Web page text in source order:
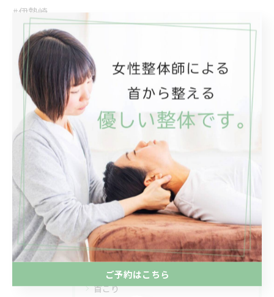
#伊勢崎
#伊勢崎整体院
#ストレートネック
伊勢崎市のストレートネック相談
ストレートネック
< 前のページ 一覧に戻る 次のページ >
カテゴリー Categories
全てのカテゴリー
首こり
ご予約はこちら